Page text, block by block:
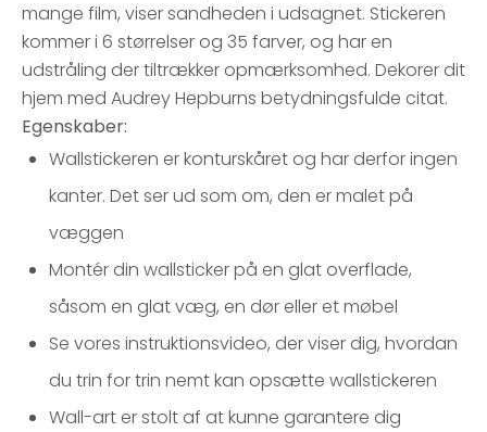
mange film, viser sandheden i udsagnet. Stickeren
kommer i 6 størrelser og 35 farver, og har en
udstråling der tiltrækker opmærksomhed. Dekorer dit
hjem med Audrey Hepburns betydningsfulde citat.
Egenskaber:
Wallstickeren er konturskåret og har derfor ingen
kanter. Det ser ud som om, den er malet på
væggen
Montér din wallsticker på en glat overflade,
såsom en glat væg, en dør eller et møbel
Se vores instruktionsvideo, der viser dig, hvordan
du trin for trin nemt kan opsætte wallstickeren
Wall-art er stolt af at kunne garantere dig